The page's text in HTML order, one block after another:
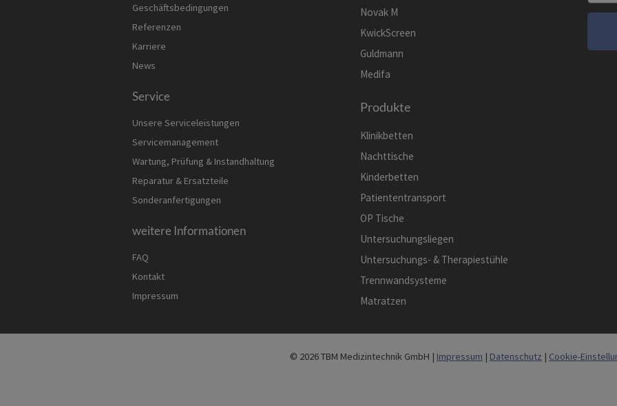
Geschäftsbedingungen
Referenzen
Karriere
News
Service
Unsere Serviceleistungen
Servicemanagement
Wartung, Prüfung & Instandhaltung
Reparatur & Ersatzteile
Sonderanfertigungen
weitere Informationen
FAQ
Kontakt
Impressum
Novak M
KwickScreen
Guldmann
Medifa
Produkte
Klinikbetten
Nachttische
Kinderbetten
Patiententransport
OP Tische
Untersuchungsliegen
Untersuchungs- & Therapiestühle
Trennwandsysteme
Matratzen
© 2026 TBM Medizintechnik GmbH | Impressum | Datenschutz | Cookie-